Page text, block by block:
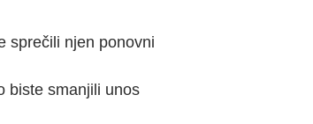
sprečili njen ponovni
biste smanjili unos